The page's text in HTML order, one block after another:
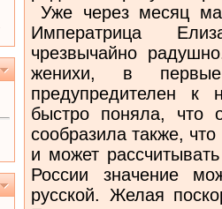
Уже через месяц
Императрица
чрезвычайно
женихи, в
предупредителен к
быстро поняла, что
сообразила также,
и может
России значение
русской. Желая